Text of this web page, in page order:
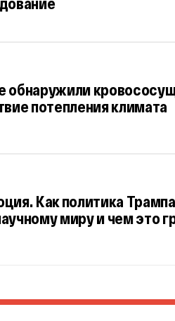
обнаружили
потепления климата
Как политика
миру и чем это